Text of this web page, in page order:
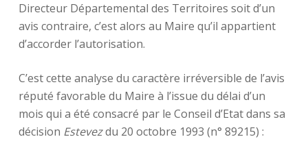
Directeur Départemental des Territoires soit d’un
avis contraire, c’est alors au Maire qu’il appartient
d’accorder l’autorisation.
C’est cette analyse du caractère irréversible de l’avis
réputé favorable du Maire à l’issue du délai d’un
mois qui a été consacré par le Conseil d’Etat dans sa
décision Estevezdu 20 octobre 1993 (n° 89215) :